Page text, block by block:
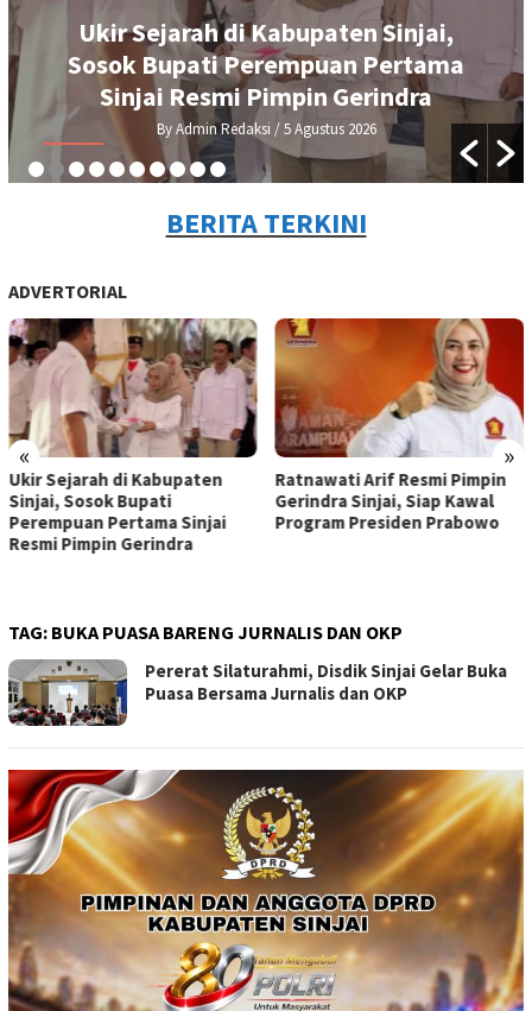
Ukir Sejarah di Kabupaten Sinjai,
Sosok Bupati Perempuan Pertama
Sinjai Resmi Pimpin Gerindra
By Admin Redaksi / 5 Agustus 2026
BERITA TERKINI
ADVERTORIAL
« »
Ukir Sejarah di Kabupaten
Sinjai, Sosok Bupati
Perempuan Pertama Sinjai
Resmi Pimpin Gerindra
Ratnawati Arif Resmi Pimpin
Gerindra Sinjai, Siap Kawal
Program Presiden Prabowo
TAG: BUKA PUASA BARENG JURNALIS DAN OKP
Pererat Silaturahmi, Disdik Sinjai Gelar Buka
Puasa Bersama Jurnalis dan OKP